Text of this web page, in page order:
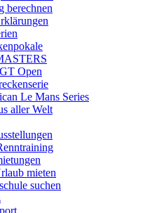
berechnen
Open
Le Mans Series
aller Welt
mieten
suchen